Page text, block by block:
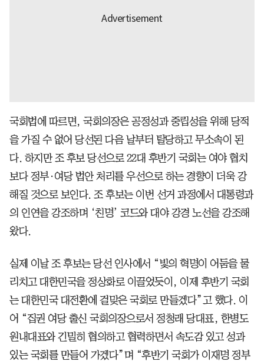
국회법에 따르면, 국회의장은 공정성과 중립성을 위해 당적
을 가질 수 없어 당선된 다음 날부터 탈당하고 무소속이 된
다. 하지만 조 후보 당선으로 22대 후반기 국회는 여야 협치
보다 정부·여당 법안 처리를 우선으로 하는 경향이 더욱 강
해질 것으로 보인다. 조 후보는 이번 선거 과정에서 대통령과
의 인연을 강조하며 ‘친명’ 코드와 대야 강경 노선을 강조해
왔다.
실제 이날 조 후보는 당선 인사에서 “빛의 혁명이 어둠을 물
리치고 대한민국을 정상화로 이끌었듯이, 이제 후반기 국회
는 대한민국 대전환에 걸맞은 국회로 만들겠다”고 했다. 이
어 “집권 여당 출신 국회의장으로서 정청래 당대표, 한병도
원내대표와 긴밀히 협의하고 협력하면서 속도감 있고 성과
있는 국회를 만들어 가겠다”며 “후반기 국회가 이재명 정부